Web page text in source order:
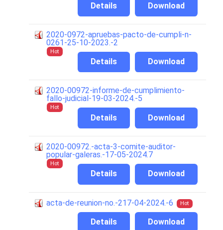
Download
Details
2020-0972-apruebas-pacto-de-cumpli-n-
0261-25-10-2023.-2
Hot
Download
Details
2020-00972-informe-de-cumplimiento-
fallo-judicial-19-03-2024.-5
Hot
Download
Details
2020-00972.-acta-3-comite-auditor-
popular-galeras.-17-05-2024.7
Hot
Download
Details
acta-de-reunion-no.-217-04-2024.-6 Hot
Download
Details